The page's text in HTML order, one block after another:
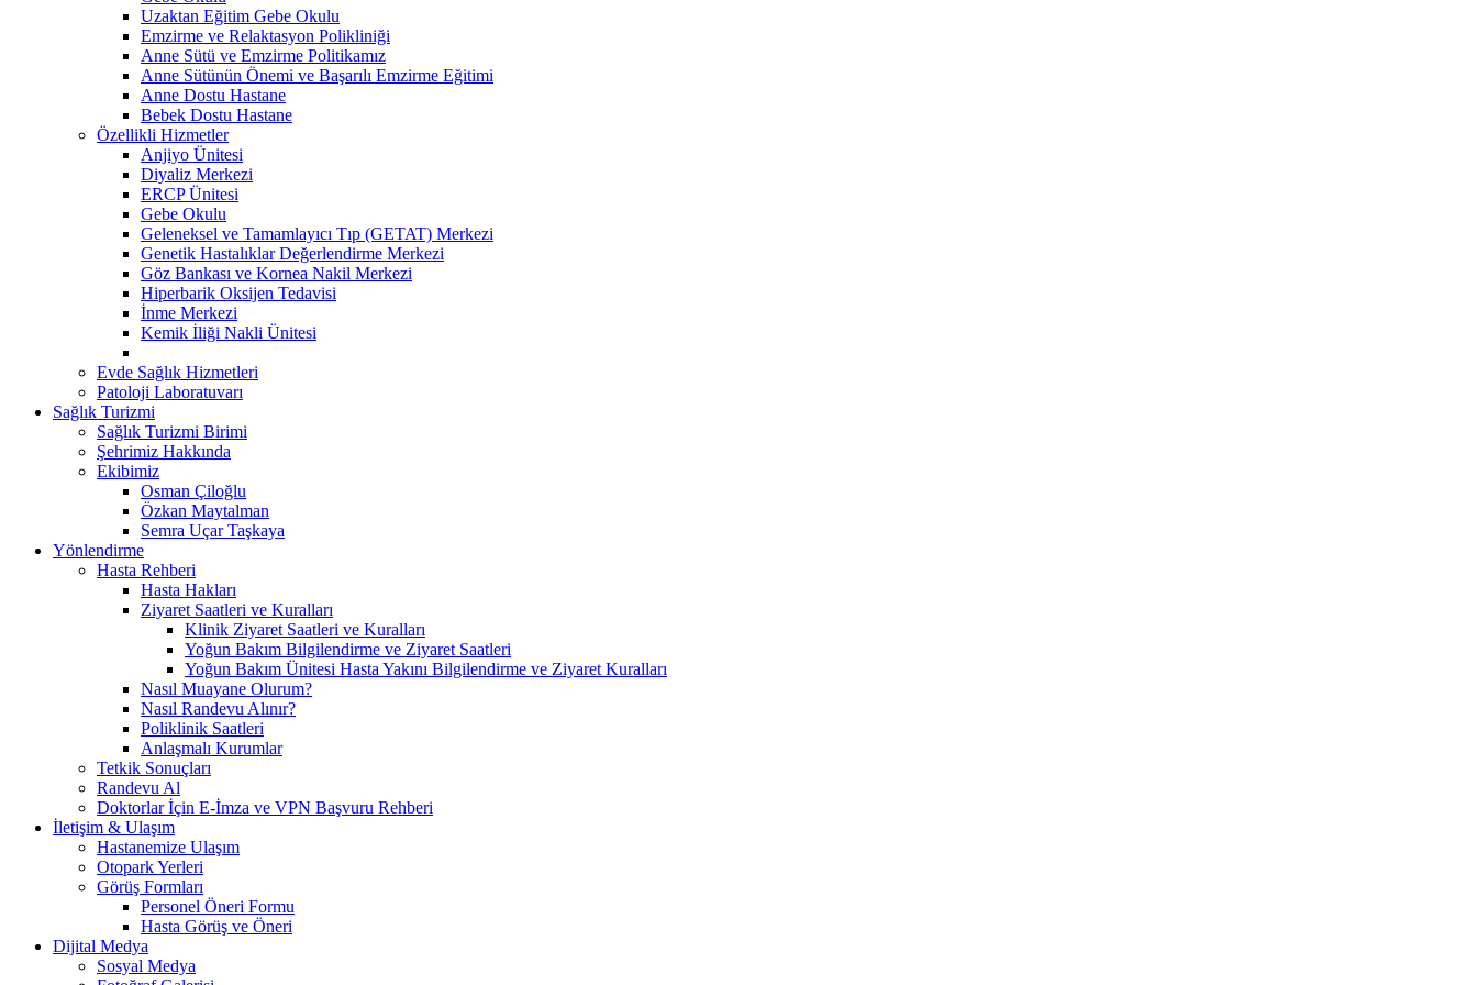
Uzaktan Eğitim Gebe Okulu
Emzirme ve Relaktasyon Polikliniği
Anne Sütü ve Emzirme Politikamız
Anne Sütünün Önemi ve Başarılı Emzirme Eğitimi
Anne Dostu Hastane
Bebek Dostu Hastane
Özellikli Hizmetler
Anjiyo Ünitesi
Diyaliz Merkezi
ERCP Ünitesi
Gebe Okulu
Geleneksel ve Tamamlayıcı Tıp (GETAT) Merkezi
Genetik Hastalıklar Değerlendirme Merkezi
Göz Bankası ve Kornea Nakil Merkezi
Hiperbarik Oksijen Tedavisi
İnme Merkezi
Kemik İliği Nakli Ünitesi
Evde Sağlık Hizmetleri
Patoloji Laboratuvarı
Sağlık Turizmi
Sağlık Turizmi Birimi
Şehrimiz Hakkında
Ekibimiz
Osman Çiloğlu
Özkan Maytalman
Semra Uçar Taşkaya
Yönlendirme
Hasta Rehberi
Hasta Hakları
Ziyaret Saatleri ve Kuralları
Klinik Ziyaret Saatleri ve Kuralları
Yoğun Bakım Bilgilendirme ve Ziyaret Saatleri
Yoğun Bakım Ünitesi Hasta Yakını Bilgilendirme ve Ziyaret Kuralları
Nasıl Muayane Olurum?
Nasıl Randevu Alınır?
Poliklinik Saatleri
Anlaşmalı Kurumlar
Tetkik Sonuçları
Randevu Al
Doktorlar İçin E-İmza ve VPN Başvuru Rehberi
İletişim & Ulaşım
Hastanemize Ulaşım
Otopark Yerleri
Görüş Formları
Personel Öneri Formu
Hasta Görüş ve Öneri
Dijital Medya
Sosyal Medya